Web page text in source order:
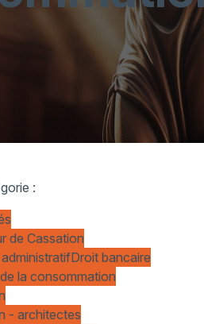
:
de Cassation
Droit bancaire
la consommation
- architectes